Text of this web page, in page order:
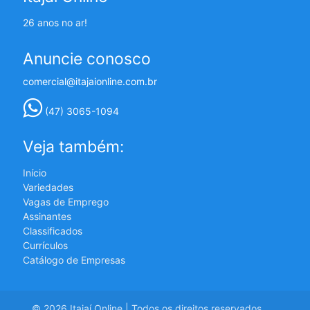
26 anos no ar!
Anuncie conosco
comercial@itajaionline.com.br
(47) 3065-1094
Veja também:
Início
Variedades
Vagas de Emprego
Assinantes
Classificados
Currículos
Catálogo de Empresas